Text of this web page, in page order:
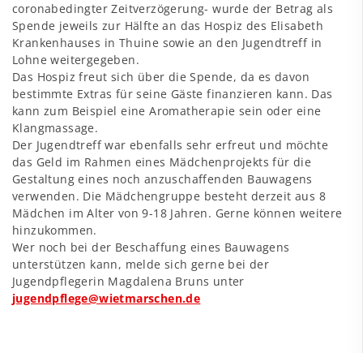
coronabedingter Zeitverzögerung- wurde der Betrag als
Spende jeweils zur Hälfte an das Hospiz des Elisabeth
Krankenhauses in Thuine sowie an den Jugendtreff in
Lohne weitergegeben.
Das Hospiz freut sich über die Spende, da es davon
bestimmte Extras für seine Gäste finanzieren kann. Das
kann zum Beispiel eine Aromatherapie sein oder eine
Klangmassage.
Der Jugendtreff war ebenfalls sehr erfreut und möchte
das Geld im Rahmen eines Mädchenprojekts für die
Gestaltung eines noch anzuschaffenden Bauwagens
verwenden. Die Mädchengruppe besteht derzeit aus 8
Mädchen im Alter von 9-18 Jahren. Gerne können weitere
hinzukommen.
Wer noch bei der Beschaffung eines Bauwagens
unterstützen kann, melde sich gerne bei der
Jugendpflegerin Magdalena Bruns unter
jugendpflege@wietmarschen.de